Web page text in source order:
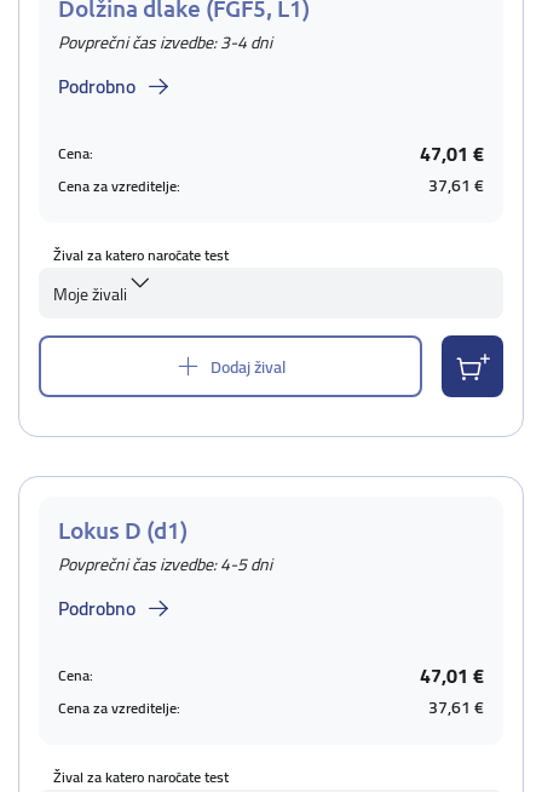
Dolžina dlake (FGF5, L1)
Povprečni čas izvedbe: 3-4 dni
Podrobno
Cena: 47,01 €
Cena za vzreditelje: 37,61 €
Žival za katero naročate test
Moje živali
Dodaj žival
Lokus D (d1)
Povprečni čas izvedbe: 4-5 dni
Podrobno
Cena: 47,01 €
Cena za vzreditelje: 37,61 €
Žival za katero naročate test